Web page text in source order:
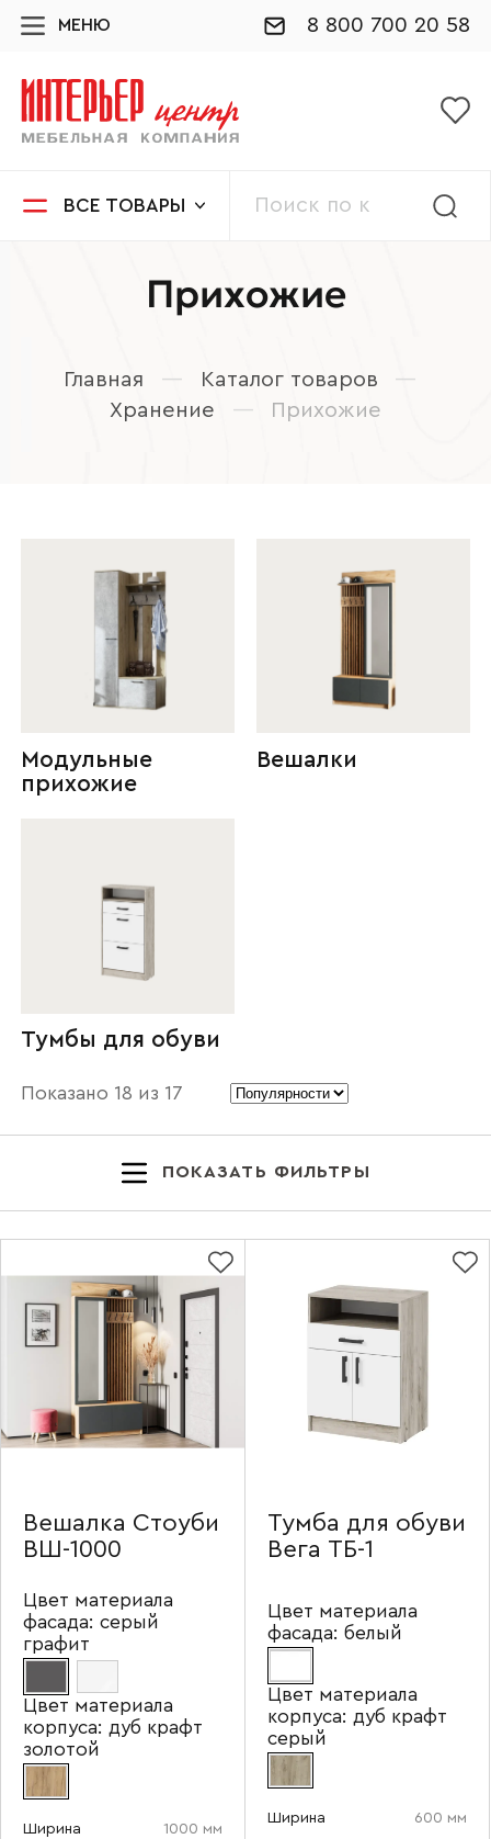
МЕНЮ 8 800 700 20 58
ВСЕ ТОВАРЫ
Прихожие
Главная — Каталог товаров
—
Хранение
— Прихожие
Модульные
прихожие
Вешалки
Тумбы для обуви
Показано 18 из 17
ПОКАЗАТЬ ФИЛЬТРЫ
Вешалка Стоуби
ВШ-1000
Цвет материала
фасада: серый
графит
Цвет материала
корпуса: дуб крафт
золотой
Ширина 1000 мм
Тумба для обуви
Вега ТБ-1
Цвет материала
фасада: белый
Цвет материала
корпуса: дуб крафт
серый
Ширина 600 мм